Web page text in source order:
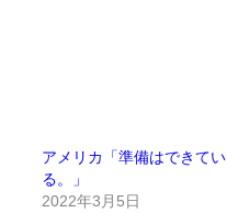
アメリカ「準備はできてい
る。」
2022年3月5日